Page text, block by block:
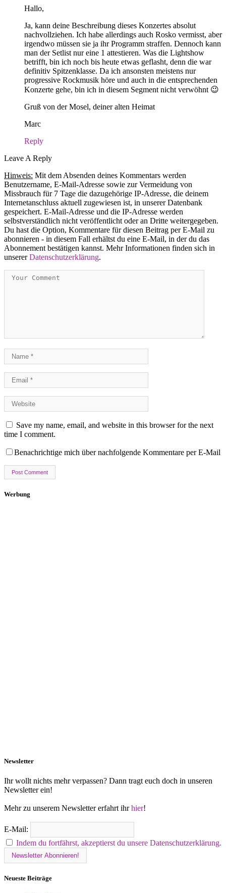
Hallo,
Ja, kann deine Beschreibung dieses Konzertes absolut
nachvollziehen. Ich habe allerdings auch Rosko vermisst, aber
irgendwo müssen sie ja ihr Programm straffen. Dennoch kann
man der Setlist nur eine 1 attestieren. Was die Lightshow
betrifft, bin ich noch bis heute etwas geflasht, denn die war
definitiv Spitzenklasse. Da ich ansonsten meistens nur
progressive Rockmusik höre und auch in die entsprechenden
Konzerte gehe, bin ich in diesem Segment nicht verwöhnt 😉
Gruß von der Mosel, deiner alten Heimat
Marc
Reply
Leave A Reply
Hinweis: Mit dem Absenden deines Kommentars werden
Benutzername, E-Mail-Adresse sowie zur Vermeidung von
Missbrauch für 7 Tage die dazugehörige IP-Adresse, die deinem
Internetanschluss aktuell zugewiesen ist, in unserer Datenbank
gespeichert. E-Mail-Adresse und die IP-Adresse werden
selbstverständlich nicht veröffentlicht oder an Dritte weitergegeben.
Du hast die Option, Kommentare für diesen Beitrag per E-Mail zu
abonnieren - in diesem Fall erhältst du eine E-Mail, in der du das
Abonnement bestätigen kannst. Mehr Informationen finden sich in
unsererDatenschutzerklärung.
Save my name, email, and website in this browser for the next
time I comment.
Benachrichtige mich über nachfolgende Kommentare per E-Mail
Werbung
Newsletter
Ihr wollt nichts mehr verpassen? Dann tragt euch doch in unseren
Newsletter ein!
Mehr zu unserem Newsletter erfahrt ihrhier!
E-Mail:
Indem du fortfährst, akzeptierst du unsere Datenschutzerklärung.
Neueste Beiträge